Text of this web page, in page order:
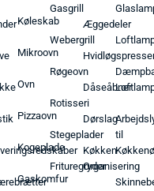
Køleskab
Mikroovn
Ovn
Pizzaovn
Kogeplade
Gaskomfur
Gasgrill
Webergrill
Røgeovn
Rotisseri
Stegeplader
Frituregryder
Æggedeler
Dåseåbner
Dørslag
Køkken
Organisering
til